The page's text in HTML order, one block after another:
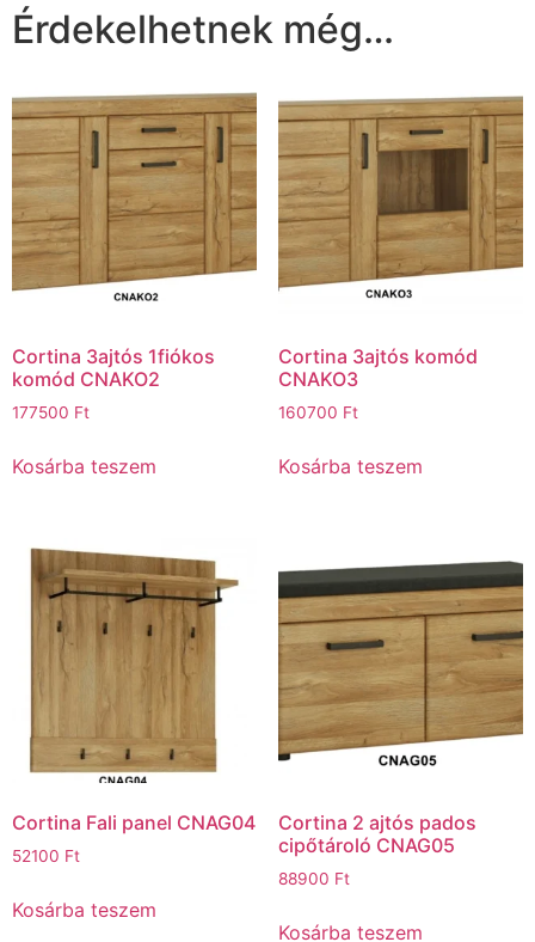
Érdekelhetnek még…
Cortina 3ajtós 1fiókos
komód CNAKO2
177500 Ft
Kosárba teszem
Cortina 3ajtós komód
CNAKO3
160700 Ft
Kosárba teszem
Cortina Fali panel CNAG04
52100 Ft
Kosárba teszem
Cortina 2 ajtós pados
cipőtároló CNAG05
88900 Ft
Kosárba teszem